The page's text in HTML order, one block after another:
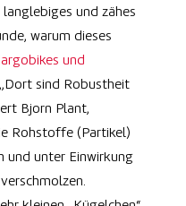
und zähes
warum dieses
und
sind Robustheit
Bjorn Plant,
Rohstoffe (Partikel)
und unter Einwirkung